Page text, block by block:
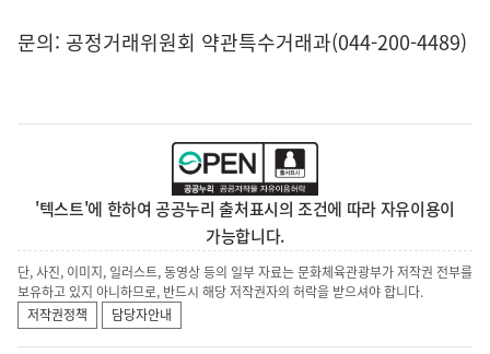
문의: 공정거래위원회 약관특수거래과(044-200-4489)
'텍스트'에 한하여 공공누리 출처표시의 조건에 따라 자유이용이
가능합니다.
단, 사진, 이미지, 일러스트, 동영상 등의 일부 자료는 문화체육관광부가 저작권 전부를
보유하고 있지 아니하므로, 반드시 해당 저작권자의 허락을 받으셔야 합니다.
저작권정책
담당자안내